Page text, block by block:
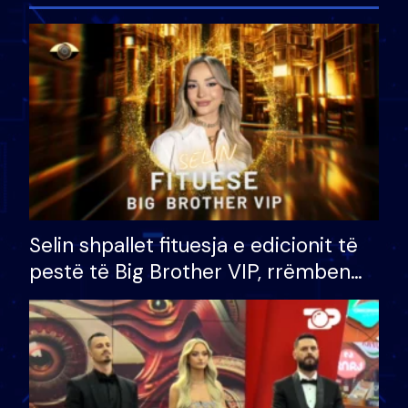
Selin shpallet fituesja e edicionit të
pestë të Big Brother VIP, rrëmben
çmimin e madh prej 100 mijë eurosh